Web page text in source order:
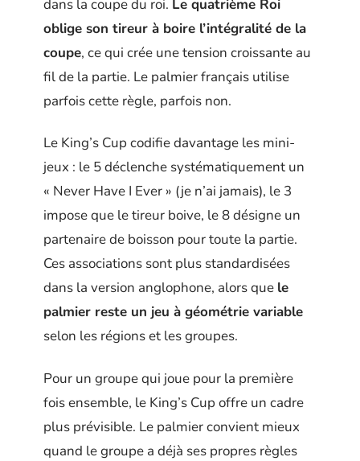
dans la coupe du roi. Le quatrième Roi
oblige son tireur à boire l’intégralité de la
coupe, ce qui crée une tension croissante au
fil de la partie. Le palmier français utilise
parfois cette règle, parfois non.
Le King’s Cup codifie davantage les mini-
jeux : le 5 déclenche systématiquement un
« Never Have I Ever » (je n’ai jamais), le 3
impose que le tireur boive, le 8 désigne un
partenaire de boisson pour toute la partie.
Ces associations sont plus standardisées
dans la version anglophone, alors que le
palmier reste un jeu à géométrie variable
selon les régions et les groupes.
Pour un groupe qui joue pour la première
fois ensemble, le King’s Cup offre un cadre
plus prévisible. Le palmier convient mieux
quand le groupe a déjà ses propres règles